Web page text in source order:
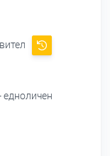
едноличен